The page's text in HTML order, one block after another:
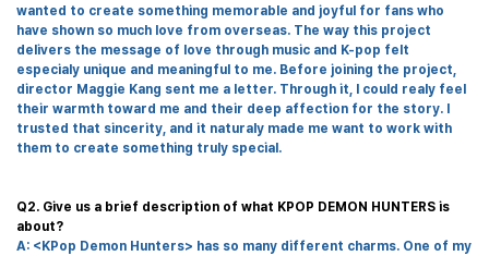
wanted to create something memorable and joyful for fans who
have shown so much love from overseas. The way this project
delivers the message of love through music and K-pop felt
especialy unique and meaningful to me. Before joining the project,
director Maggie Kang sent me a letter. Through it, I could realy feel
their warmth toward me and their deep affection for the story. I
trusted that sincerity, and it naturaly made me want to work with
them to create something truly special.
Q2. Give us a brief description of what KPOP DEMON HUNTERS is
about?
A: <KPop Demon Hunters> has so many different charms. One of my